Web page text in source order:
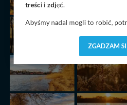
treści i zdjęć.
Abyśmy nadal mogli to robić,
dostosować do Twoich
pliki cookies) będą zapisywane w
wyszukania, ulubione miejsca,
Bezpieczeństwo Twoich danych
priorytetowe, bez
zmieniać zakresu naszych
ZGADZAM